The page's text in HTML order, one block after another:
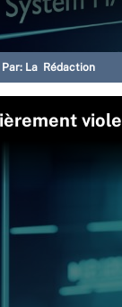
Par: La Rédaction